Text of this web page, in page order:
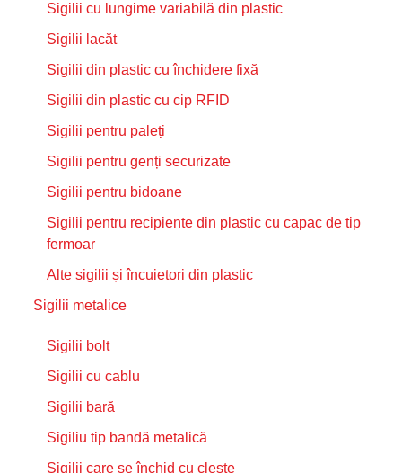
Sigilii cu lungime variabilă din plastic
Sigilii lacăt
Sigilii din plastic cu închidere fixă
Sigilii din plastic cu cip RFID
Sigilii pentru paleți
Sigilii pentru genți securizate
Sigilii pentru bidoane
Sigilii pentru recipiente din plastic cu capac de tip
fermoar
Alte sigilii și încuietori din plastic
Sigilii metalice
Sigilii bolt
Sigilii cu cablu
Sigilii bară
Sigiliu tip bandă metalică
Sigilii care se închid cu clește